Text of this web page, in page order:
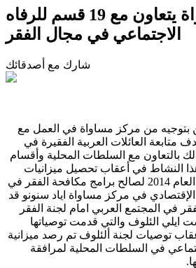
مركز مساواة يتعاون مع 19 قسم للرفاه
الاجتماعي في مجال الفقر
شارك مع أصدقائك
من مركز مساواة في العمل مع
متابعة العائلات العربية الفقيرة في
بالتعاون مع السلطات المحلية وأقسام
هذا النشاط في أعقاب تحصيل ميزانيات
حكومية رصدت في نهاية العام 2014 لصالح برامج مكافحة الفقر في
في مركز مساواة اياد سنونو قد
خاصية الفقر في المجتمع العربي امام لجنة الفقر
ايلي الئلوف والتي قدمت توصياتها
توصيات لجنة ألئلوف تم رصد ميزانية
في السلطات المحلية لمرافقة